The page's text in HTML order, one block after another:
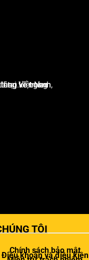
đồng báo chí thể thao.
TÔI
Chính sách bảo mật
Điều khoản và điều kiện